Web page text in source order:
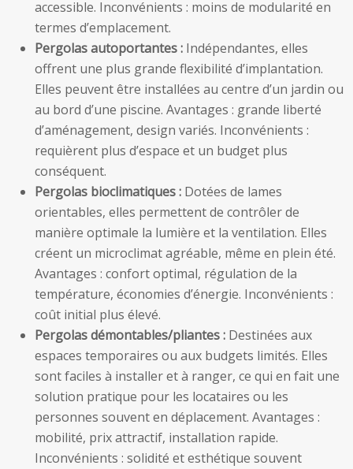
accessible. Inconvénients : moins de modularité en
termes d’emplacement.
Pergolas autoportantes : Indépendantes, elles
offrent une plus grande flexibilité d’implantation.
Elles peuvent être installées au centre d’un jardin ou
au bord d’une piscine. Avantages : grande liberté
d’aménagement, design variés. Inconvénients :
requièrent plus d’espace et un budget plus
conséquent.
Pergolas bioclimatiques : Dotées de lames
orientables, elles permettent de contrôler de
manière optimale la lumière et la ventilation. Elles
créent un microclimat agréable, même en plein été.
Avantages : confort optimal, régulation de la
température, économies d’énergie. Inconvénients :
coût initial plus élevé.
Pergolas démontables/pliantes : Destinées aux
espaces temporaires ou aux budgets limités. Elles
sont faciles à installer et à ranger, ce qui en fait une
solution pratique pour les locataires ou les
personnes souvent en déplacement. Avantages :
mobilité, prix attractif, installation rapide.
Inconvénients : solidité et esthétique souvent